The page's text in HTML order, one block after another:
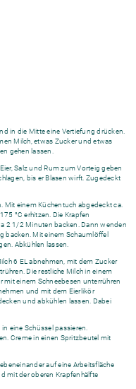
in die Mitte eine Vertiefung drücken.
Milch, etwas Zucker und etwas
gehen lassen.
Salz und Rum zum Vorteig geben
bis er Blasen wirft. Zugedeckt
Mit einem Küchentuch abgedeckt ca.
°C erhitzen. Die Krapfen
2 1/2 Minuten backen. Dann wenden
backen. Mit einem Schaumlöffel
Abkühlen lassen.
6 EL abnehmen, mit dem Zucker
Die restliche Milch in einem
einem Schneebesen unterrühren
und mit dem Eierlikör
und abkühlen lassen. Dabei
eine Schüssel passieren.
Creme in einen Spritzbeutel mit
auf eine Arbeitsfläche
mit der oberen Krapfenhälfte